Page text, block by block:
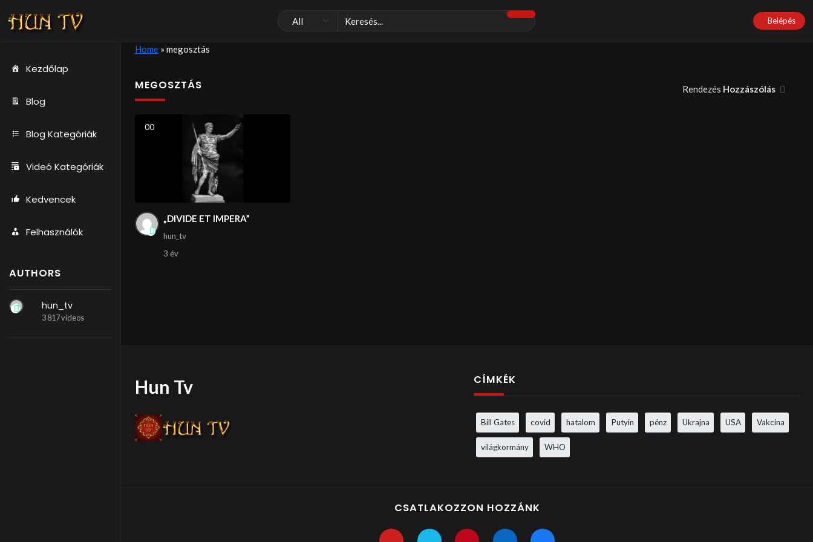
Belépés
Kezdőlap
Blog
Blog Kategóriák
Videó Kategóriák
Kedvencek
Felhasználók
AUTHORS
hun_tv
3 817 videos
Home» megosztás
MEGOSZTÁS Rendezés Hozzászólás
00
„DIVIDE ET IMPERA”
hun_tv
3 év
Hun Tv CÍMKÉK
Bill Gates covid hatalom Putyin pénz Ukrajna USA Vakcina
világkormány WHO
CSATLAKOZZON HOZZÁNK